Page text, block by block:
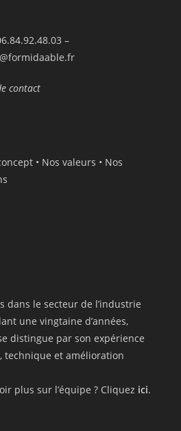
–
contact
• Nos valeurs • Nos
dans le secteur de l’industrie
une vingtaine d’années,
distingue par son expérience
technique et amélioration
plus sur l’équipe ? Cliquez ici.